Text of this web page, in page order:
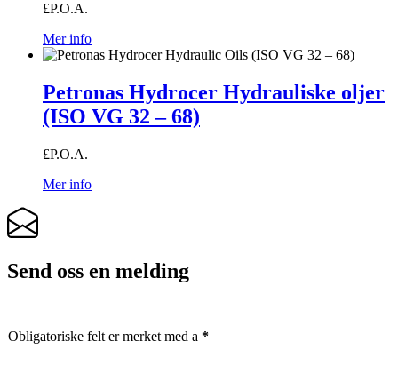
£P.O.A.
Mer info
Petronas Hydrocer Hydrauliske oljer
(ISO VG 32 – 68)
£P.O.A.
Mer info
Send oss ​​en melding
Obligatoriske felt er merket med a *